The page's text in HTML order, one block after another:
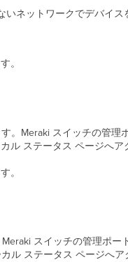
ネットワークでデバイ
。
。Meraki スイッチの管理
ル ステータス ページへア
。
スイッチの管理ポー
ル ステータス ページへア